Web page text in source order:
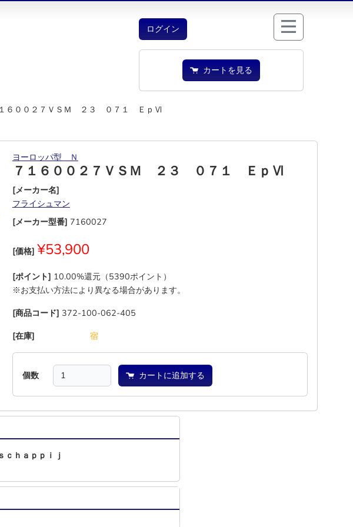
ログイン
カートを見る
６００２７ＶＳＭ ２３ ０７１ ＥｐⅥ
ヨーロッパ型 Ｎ
７１６００２７ＶＳＭ ２３ ０７１ ＥｐⅥ
[メーカー名]
フライシュマン
[メーカー型番] 7160027
[価格] ¥53,900
[ポイント] 10.00%還元（5390ポイント）
※お支払い方法により異なる場合があります。
[商品コード] 372-100-062-405
[在庫]
宿
個数 カートに追加する
ｈａｐｐｉｊ